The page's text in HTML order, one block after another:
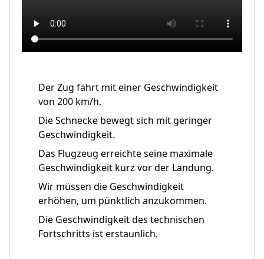
Der Zug fährt mit einer Geschwindigkeit
von 200 km/h.
Die Schnecke bewegt sich mit geringer
Geschwindigkeit.
Das Flugzeug erreichte seine maximale
Geschwindigkeit kurz vor der Landung.
Wir müssen die Geschwindigkeit
erhöhen, um pünktlich anzukommen.
Die Geschwindigkeit des technischen
Fortschritts ist erstaunlich.